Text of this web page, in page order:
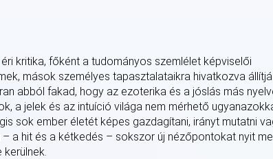
kritika, főként a tudományos szemlélet képviselői
mások személyes tapasztalataikra hivatkozva
abból fakad, hogy az ezoterika és a jóslás más
a jelek és az intuíció világa nem mérhető
sok ember életét képes gazdagítani, irányt mutatni
a hit és a kétkedés – sokszor új nézőpontokat nyit